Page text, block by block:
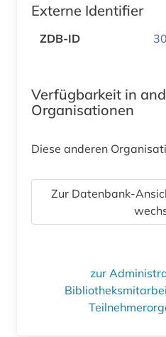
Externe Identifier
ZDB-ID
Verfügbarkeit in
Organisationen
Diese anderen
Zur Datenbank-
zur